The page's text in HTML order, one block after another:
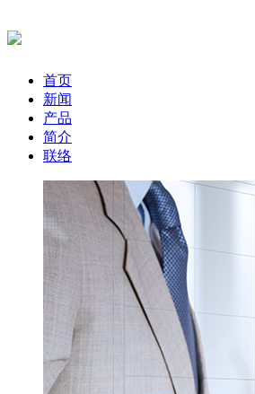
首页
新闻
产品
简介
联络